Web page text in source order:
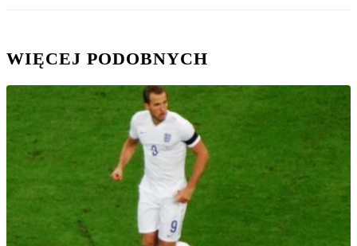
WIĘCEJ PODOBNYCH